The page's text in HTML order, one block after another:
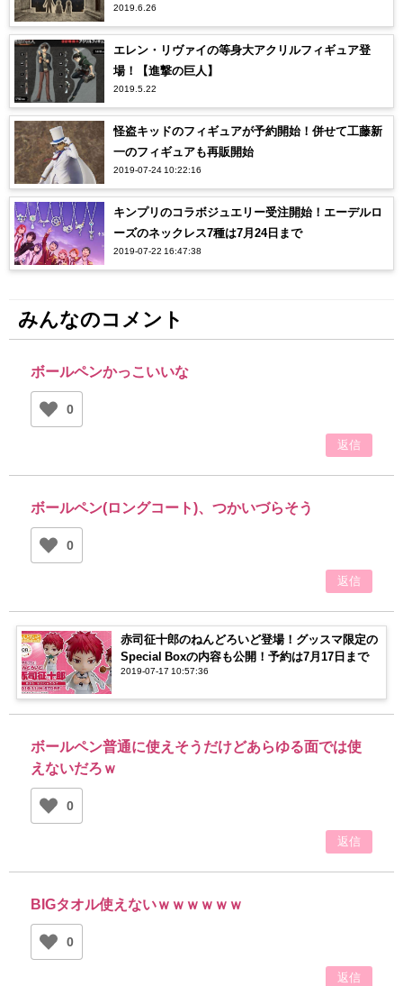
2019.6.26
エレン・リヴァイの等身大アクリルフィギュア登
場！【進撃の巨人】
2019.5.22
怪盗キッドのフィギュアが予約開始！併せて工藤新
一のフィギュアも再販開始
2019-07-24 10:22:16
キンプリのコラボジュエリー受注開始！エーデルロ
ーズのネックレス7種は7月24日まで
2019-07-22 16:47:38
みんなのコメント
ボールペンかっこいいな
0
返信
ボールペン(ロングコート)、つかいづらそう
0
返信
赤司征十郎のねんどろいど登場！グッスマ限定の
Special Boxの内容も公開！予約は7月17日まで
2019-07-17 10:57:36
ボールペン普通に使えそうだけどあらゆる面では使
えないだろｗ
0
返信
BIGタオル使えないｗｗｗｗｗｗ
0
返信